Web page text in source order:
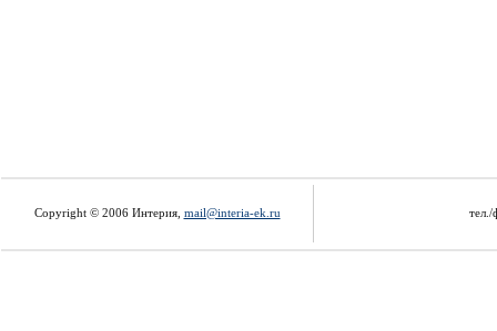
Copyright © 2006 Интерия, mail@interia-ek.ru